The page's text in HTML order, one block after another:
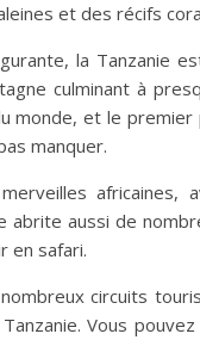
et des récifs
la Tanzanie
culminant à
et le premier
manquer.
africaines,
abrite aussi de
en safari.
circuits
Vous